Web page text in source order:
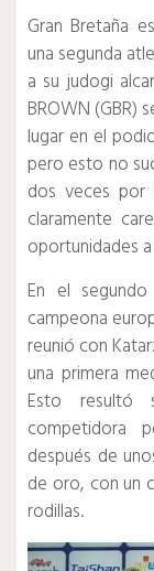
Gran Bretaña
una segunda
a su judogi
BROWN (GBR)
lugar en el
pero esto no
dos veces por
claramente
oportunidades
En el
campeona
reunió con
una primera
Esto resultó
competidora
después de
de oro, con un
rodillas.